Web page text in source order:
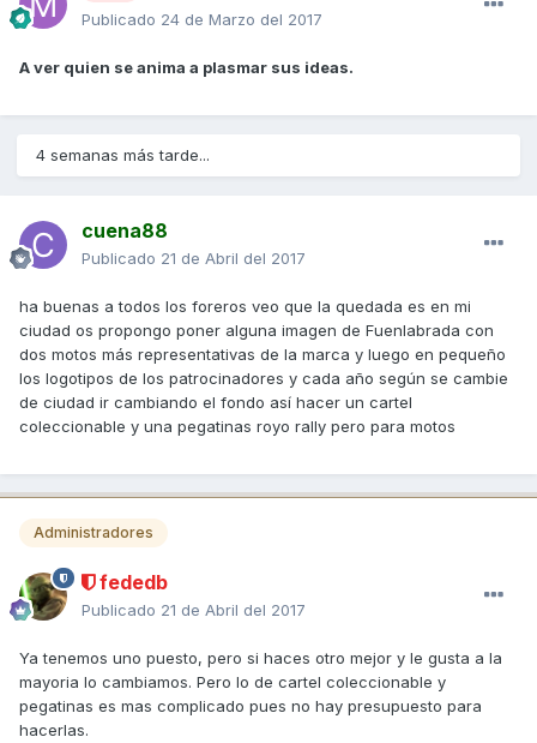
Publicado 24 de Marzo del 2017
A ver quien se anima a plasmar sus ideas.
4 semanas más tarde...
cuena88
Publicado 21 de Abril del 2017
ha buenas a todos los foreros veo que la quedada es en mi
ciudad os propongo poner alguna imagen de Fuenlabrada con
dos motos más representativas de la marca y luego en pequeño
los logotipos de los patrocinadores y cada año según se cambie
de ciudad ir cambiando el fondo así hacer un cartel
coleccionable y una pegatinas royo rally pero para motos
Administradores
fededb
Publicado 21 de Abril del 2017
Ya tenemos uno puesto, pero si haces otro mejor y le gusta a la
mayoria lo cambiamos. Pero lo de cartel coleccionable y
pegatinas es mas complicado pues no hay presupuesto para
hacerlas.